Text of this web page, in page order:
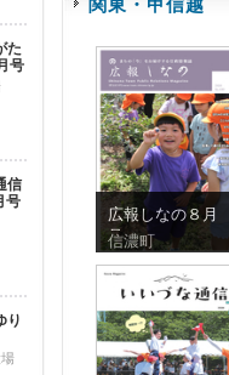
た
号
信
号
り
関東・甲信越
広報しなの８月
号
信濃町